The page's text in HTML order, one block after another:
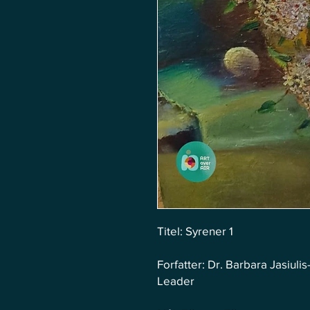
Titel: Syrener 1
Forfatter: Dr. Barbara
Leader